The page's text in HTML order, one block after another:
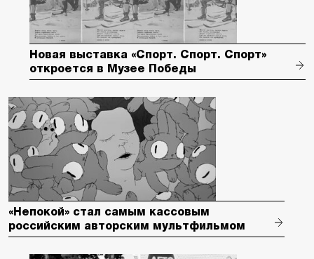
Новая выставка «Спорт. Спорт. Спорт»
откроется в Музее Победы
«Непокой» стал самым кассовым
российским авторским мультфильмом